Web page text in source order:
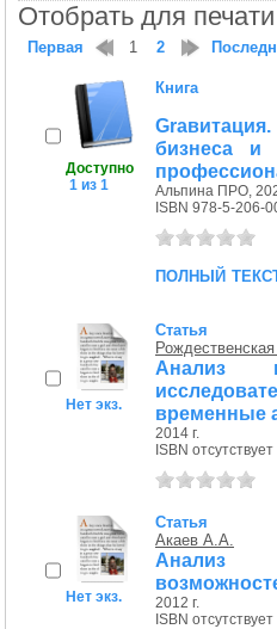
Отобрать для
Первая 1 2
Доступно
1 из 1
Книга
бизнеса и
Альпина ПРО,
ISBN 978-5-206-
полный
Нет экз.
Статья
Анализ
временные
2014 г.
ISBN отсутствует
Нет экз.
Статья
Акаев А.А.
Анализ и
2012 г.
ISBN отсутствует